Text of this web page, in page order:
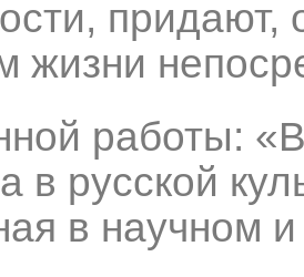
жизни
работы:
в русской
в научном